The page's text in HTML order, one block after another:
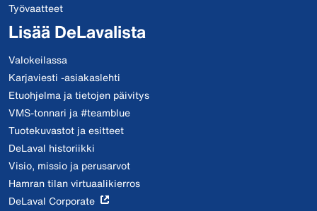
Työvaatteet
Lisää DeLavalista
Valokeilassa
Karjaviesti -asiakaslehti
Etuohjelma ja tietojen päivitys
VMS-tonnari ja #teamblue
Tuotekuvastot ja esitteet
DeLaval historiikki
Visio, missio ja perusarvot
Hamran tilan virtuaalikierros
DeLaval Corporate